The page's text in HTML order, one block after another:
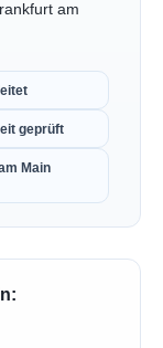
am
geprüft
Main